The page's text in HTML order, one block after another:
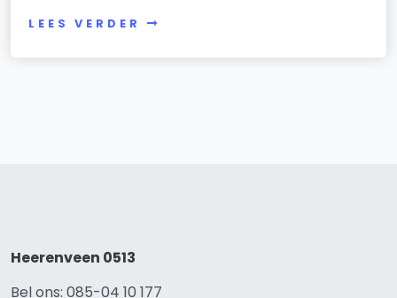
LEES VERDER
Heerenveen 0513
Bel ons: 085-04 10 177